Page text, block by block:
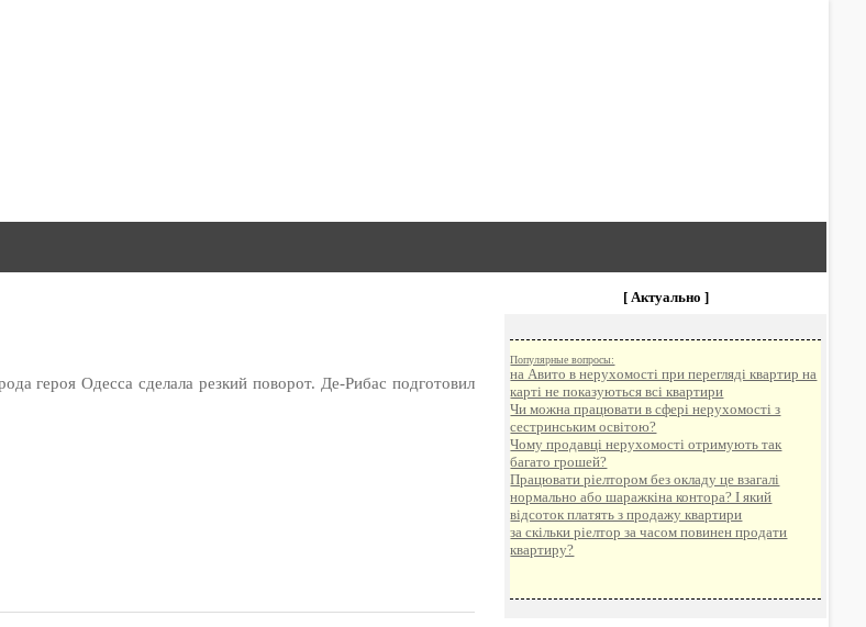
героя Одесса сделала резкий поворот. Де-Рибас подготовил
[ Актуально ]
Популярные вопросы:
на Авито в нерухомості при перегляді квартир на
карті не показуються всі квартири
Чи можна працювати в сфері нерухомості з
сестринським освітою?
Чому продавці нерухомості отримують так
багато грошей?
Працювати ріелтором без окладу це взагалі
нормально або шаражкіна контора? І який
відсоток платять з продажу квартири
за скільки ріелтор за часом повинен продати
квартиру?